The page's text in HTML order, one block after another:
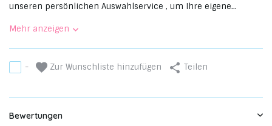
unseren persönlichen Auswahlservice , um Ihre eigene...
Mehr anzeigen
- Zur Wunschliste hinzufügen Teilen
Bewertungen